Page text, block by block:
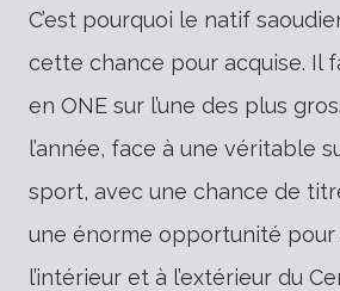
C’est pourquoi le natif
cette chance pour acquise. Il
en ONE sur l’une des plus
l’année, face à une véritable
sport, avec une chance de
une énorme opportunité pour
l’intérieur et à l’extérieur du